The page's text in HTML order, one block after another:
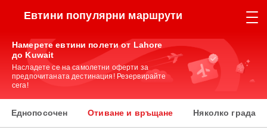
Евтини популярни маршрути
Намерете евтини полети от Lahore
до Kuwait
Насладете се на самолетни оферти за
предпочитаната дестинация! Резервирайте
сега!
Еднопосочен Отиване и връщане Няколко града